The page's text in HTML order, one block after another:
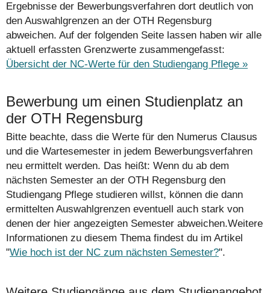
Ergebnisse der Bewerbungs­verfahren dort deutlich von
den Auswahlgrenzen an der OTH Regensburg
abweichen. Auf der folgenden Seite lassen haben wir alle
aktuell erfassten Grenzwerte zusammengefasst:
Übersicht der NC-Werte für den Studiengang Pflege »
Bewerbung um einen Studienplatz an
der OTH Regensburg
Bitte beachte, dass die Werte für den Numerus Clausus
und die Wartesemester in jedem Bewerbungsverfahren
neu ermittelt werden. Das heißt: Wenn du ab dem
nächsten Semester an der OTH Regensburg den
Studiengang Pflege studieren willst, können die dann
ermittelten Auswahlgrenzen eventuell auch stark von
denen der hier angezeigten Semester abweichen.Weitere
Informationen zu diesem Thema findest du im Artikel
"Wie hoch ist der NC zum nächsten Semester?".